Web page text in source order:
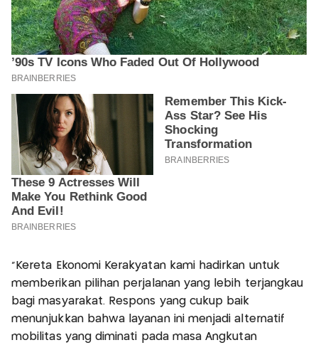
"Kereta Ekonomi Kerakyatan kami hadirkan untuk
memberikan pilihan perjalanan yang lebih terjangkau
bagi masyarakat. Respons yang cukup baik
menunjukkan bahwa layanan ini menjadi alternatif
mobilitas yang diminati pada masa Angkutan